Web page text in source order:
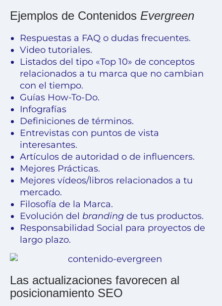
Ejemplos de Contenidos Evergreen
Respuestas a FAQ o dudas frecuentes.
Video tutoriales.
Listados del tipo «Top 10» de conceptos
relacionados a tu marca que no cambian
con el tiempo.
Guías How-To-Do.
Infografías
Definiciones de términos.
Entrevistas con puntos de vista
interesantes.
Artículos de autoridad o de influencers.
Mejores Prácticas.
Mejores vídeos/libros relacionados a tu
mercado.
Filosofía de la Marca.
Evolución del branding de tus productos.
Responsabilidad Social para proyectos de
largo plazo.
Las actualizaciones favorecen al
posicionamiento SEO